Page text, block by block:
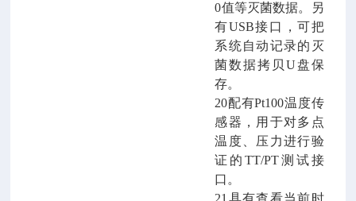
0值等灭菌数据。另
有USB接口，可把
系统自动记录的灭
菌数据拷贝U盘保
存。
20配有Pt100温度传
感器，用于对多点
温度、压力进行验
证的TT/PT测试接
口。
21具有查看当前时